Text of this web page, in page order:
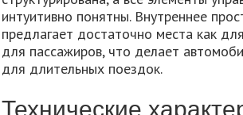
интуитивно понятны. Внутреннее
предлагает достаточно места как
для пассажиров, что делает
для длительных поездок.
Технические